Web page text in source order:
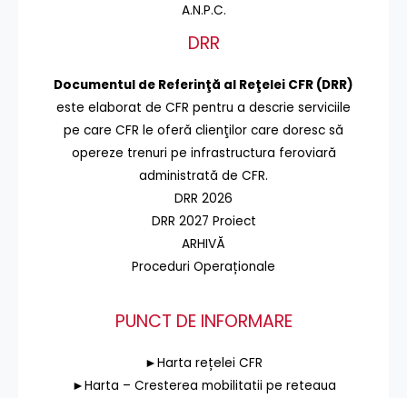
A.N.P.C.
DRR
Documentul de Referinţă al Reţelei CFR (DRR)
este elaborat de CFR pentru a descrie serviciile
pe care CFR le oferă clienţilor care doresc să
opereze trenuri pe infrastructura feroviară
administrată de CFR.
DRR 2026
DRR 2027 Proiect
ARHIVĂ
Proceduri Operaționale
PUNCT DE INFORMARE
►Harta rețelei CFR
►Harta – Cresterea mobilitatii pe reteaua